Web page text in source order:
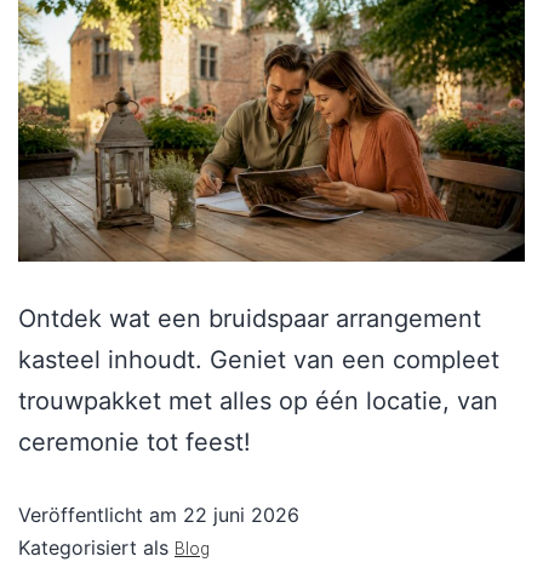
Ontdek wat een bruidspaar arrangement
kasteel inhoudt. Geniet van een compleet
trouwpakket met alles op één locatie, van
ceremonie tot feest!
Veröffentlicht am 22 juni 2026
Kategorisiert als Blog